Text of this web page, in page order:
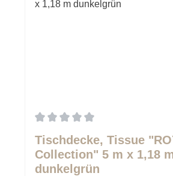
Tischdecke, Tissue
Collection" 5 m x 1,18
dunkelgrün